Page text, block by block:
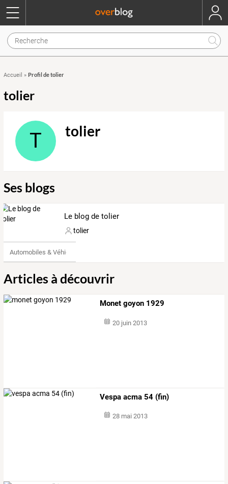
Accueil » Profil de tolier
tolier
T tolier
Ses blogs
Le blog de tolier
tolier
Automobiles & Véhicules
Articles à découvrir
Monet goyon 1929
20 juin 2013
Vespa acma 54 (fin)
28 mai 2013